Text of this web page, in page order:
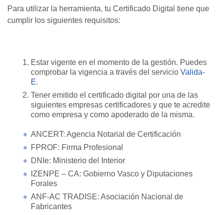
Para utilizar la herramienta, tu Certificado Digital tiene que
cumplir los siguientes requisitos:
Estar vigente en el momento de la gestión. Puedes
comprobar la vigencia a través del servicio Valida-
E.
Tener emitido el certificado digital por una de las
siguientes empresas certificadores y que te acredite
como empresa y como apoderado de la misma.
ANCERT: Agencia Notarial de Certificación
FPROF: Firma Profesional
DNIe: Ministerio del Interior
IZENPE – CA: Gobierno Vasco y Diputaciones
Forales
ANF-AC TRADISE: Asociación Nacional de
Fabricantes